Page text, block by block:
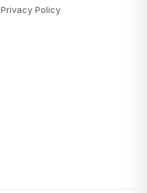
Privacy Policy